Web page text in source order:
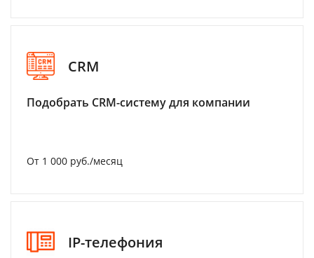
CRM
Подобрать CRM-систему для компании
От 1 000 руб./месяц
IP-телефония